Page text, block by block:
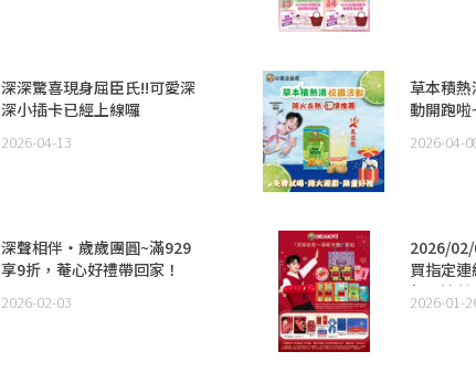
深深驚喜現身屈臣氏!!可愛深
深小插卡已經上線囉
2026-04-13
草本積
動開跑啦
2026-04-
深聲相伴・歲歲團圓~滿929
享9折，菴心好禮帶回家！
2026-02-03
2026/
買指定
年周邊🎁
2026-01-